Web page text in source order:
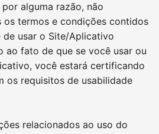
alguma razão, não
termos e condições contidos
usar o Site/Aplicativo
ao fato de que se você usar ou
você estará certificando
os requisitos de usabilidade
relacionados ao uso do